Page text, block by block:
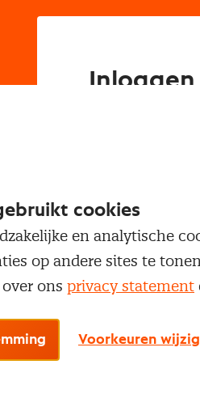
Inloggen
Nog
cookies
en analytische
op andere sites te
ons privacy statement
Voorkeuren